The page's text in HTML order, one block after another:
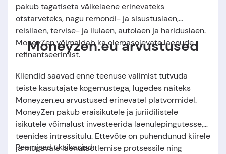
pakub tagatiseta väikelaene erinevateks
otstarveteks, nagu remondi- ja sisustuslaen,
reisilaen, tervise- ja ilulaen, autolaen ja hariduslaen.
MoneyZen võimaldab ka olemasolevate laenude
refinantseerimist.
Moneyzen.eu arvustused
Kliendid saavad enne teenuse valimist tutvuda
teiste kasutajate kogemustega, lugedes näiteks
Moneyzen.eu arvustused erinevatel platvormidel.
MoneyZen pakub eraisikutele ja juriidilistele
isikutele võimalust investeerida laenulepingutesse,
teenides intressitulu. Ettevõte on pühendunud kiirele
ja mugavale laenutaotlemise protsessile ning
Peamised üksikasjad: